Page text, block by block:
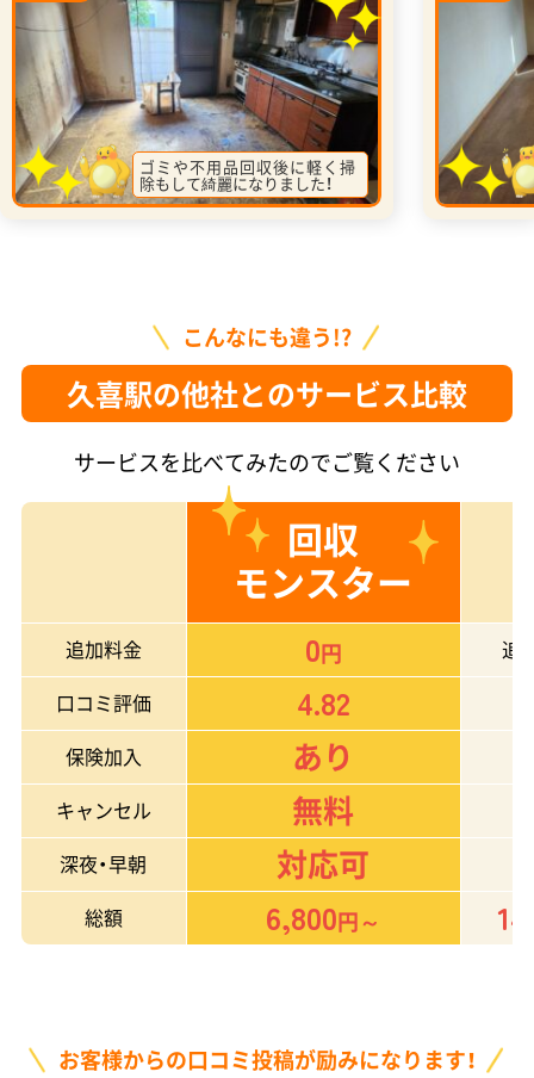
ゴミや不用品回収後に軽く掃
除もして綺麗になりました！
こんなにも違う!?
久喜駅の他社とのサービス比較
サービスを比べてみたのでご覧ください
回収
モンスター
追加料金 0円
追
口コミ評価
4.82
保険加入 あり
キャンセル 無料
深夜・早朝 対応可
総額
6,800円～
お客様からの口コミ投稿が励みになります！